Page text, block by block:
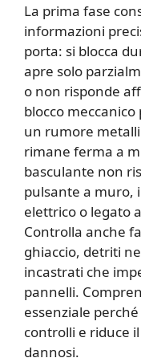
La prima fase
informazioni
porta: si blocca
apre solo
o non risponde
blocco
un rumore
rimane ferma a
basculante non
pulsante a muro,
elettrico o legato
Controlla anche
ghiaccio, detriti
incastrati che
pannelli.
essenziale
controlli e riduce
dannosi.